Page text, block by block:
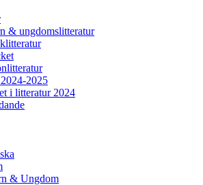
& ungdomslitteratur
2025
i litteratur 2024
& Ungdom